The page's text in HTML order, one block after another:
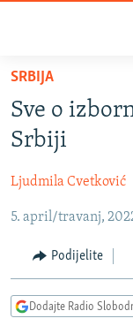
Pređite
glavni
sadržaj
na
navigaciju
Pređite
pretragu
BOSNA I
SRBIJA
KOSOVO
CRNA GORA
VIZUELNO
FOTOGALERIJE
PODCASTI
RAT U UKRAJINI
SRBIJA
Sve o
Srbiji
Ljudmila Cvetković
5. april/travanj,
Podijelite
Dodajte Radio